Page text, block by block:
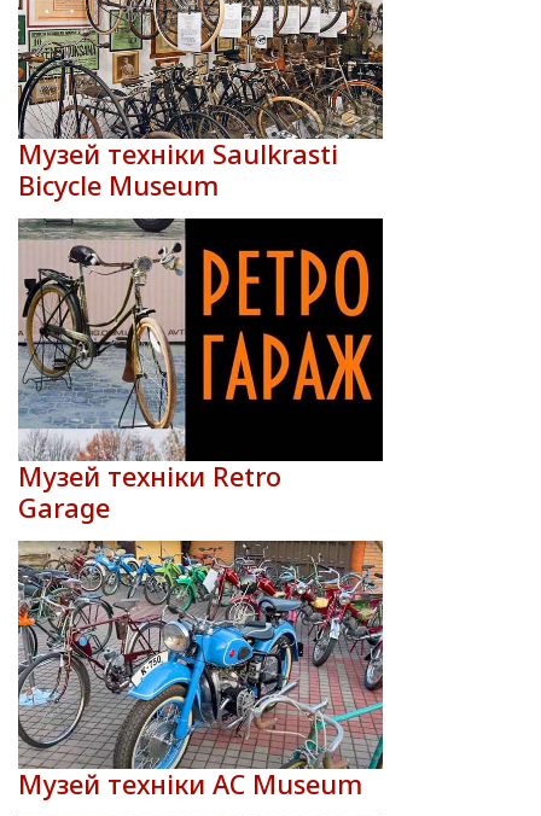
Музей техніки Saulkrasti
Bicycle Museum
Музей техніки Retro
Garage
Музей техніки AC Museum